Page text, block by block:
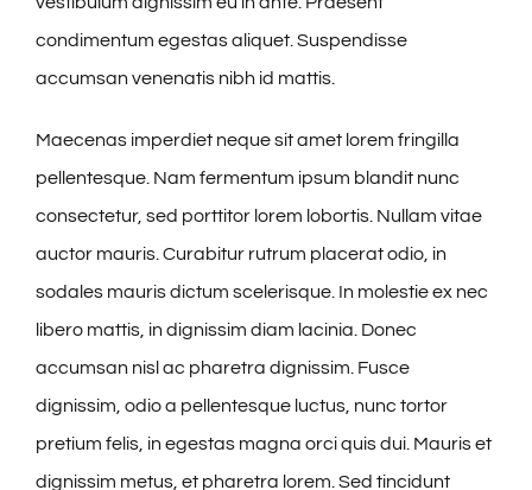
condimentum egestas aliquet. Suspendisse
accumsan venenatis nibh id mattis.
Maecenas imperdiet neque sit amet lorem fringilla
pellentesque. Nam fermentum ipsum blandit nunc
consectetur, sed porttitor lorem lobortis. Nullam vitae
auctor mauris. Curabitur rutrum placerat odio, in
sodales mauris dictum scelerisque. In molestie ex nec
libero mattis, in dignissim diam lacinia. Donec
accumsan nisl ac pharetra dignissim. Fusce
dignissim, odio a pellentesque luctus, nunc tortor
pretium felis, in egestas magna orci quis dui. Mauris et
dignissim metus, et pharetra lorem. Sed tincidunt